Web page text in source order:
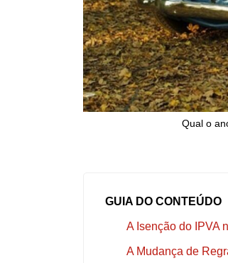
Qual o
GUIA DO CONTEÚDO
A Isenção do IPVA
A Mudança de